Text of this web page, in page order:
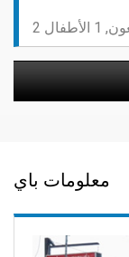
معلومات باي